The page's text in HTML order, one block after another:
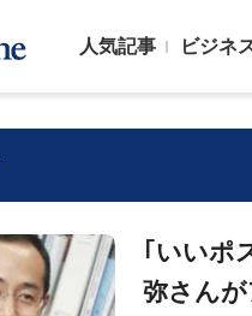
人気記事 ビジネ
｢いいポ
弥さん